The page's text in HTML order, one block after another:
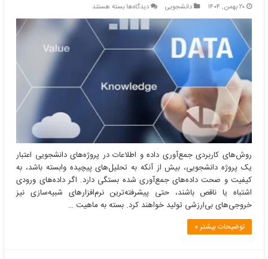
۲۰ بهمن, ۱۴۰۴ دانشجویی دیدگاه‌هابرای
روش‌های
کاربردی
جمع‌آوری
داده
در
بسته هستند
روش‌های کاربردی جمع‌آوری داده و اطلاعات در پروژه‌های دانشجویی اعتبار
یک پروژه دانشجویی، بیش از آنکه به تحلیل‌های پیچیده وابسته باشد، به
کیفیت و صحت داده‌های جمع‌آوری شده بستگی دارد. اگر داده‌های ورودی
اشتباه یا ناقص باشند، حتی پیشرفته‌ترین نرم‌افزارهای شبیه‌سازی نیز
خروجی‌های بی‌ارزشی تولید خواهند کرد. بسته به ماهیت …
توضیحات بیشتر »